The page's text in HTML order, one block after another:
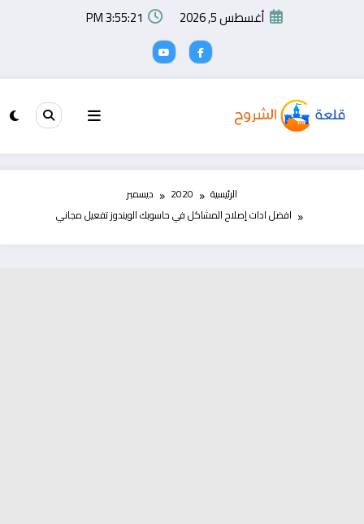
أغسطس 5, 2026 3:55:22 PM
الرئيسية 2020
ديسمبر
افضل ادات إصلاح المشاكل في حاسوبك الويندوز تفعيل مجاني